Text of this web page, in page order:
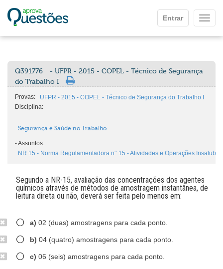
Entrar
Q391776
- UFPR - 2015 - COPEL - Técnico de Segurança
do Trabalho I
Provas:
UFPR - 2015 - COPEL - Técnico de Segurança do Trabalho I
Disciplina:
Segurança e Saúde no Trabalho
-Assuntos:
NR 15 - Norma Regulamentadora n° 15 - Atividades e Operações
Segundo a NR-15, avaliação das concentrações dos agentes
químicos através de métodos de amostragem instantânea, de
leitura direta ou não, deverá ser feita pelo menos em:
a) 02 (duas) amostragens para cada ponto.
b) 04 (quatro) amostragens para cada ponto.
c) 06 (seis) amostragens para cada ponto.